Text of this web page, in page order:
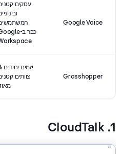
Google Voice
עסקים קטנים
ובינוניים
המשתמשים
כבר ב-Google
Workspace
Grasshopper
יזמים יחידים &
צוותים קטנים